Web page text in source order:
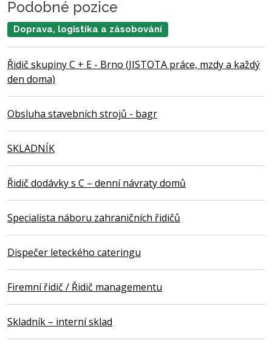
Podobné pozice
Doprava, logistika a zásobování
Řidič skupiny C + E - Brno (JISTOTA práce, mzdy a každý
den doma)
Obsluha stavebních strojů - bagr
SKLADNÍK
Řidič dodávky s C – denní návraty domů
Specialista náboru zahraničních řidičů
Dispečer leteckého cateringu
Firemní řidič / Řidič managementu
Skladník – interní sklad